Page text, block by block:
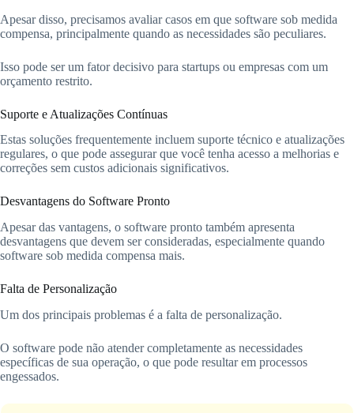
Apesar disso, precisamos avaliar casos em que software sob medida
compensa, principalmente quando as necessidades são peculiares.
Isso pode ser um fator decisivo para startups ou empresas com um
orçamento restrito.
Suporte e Atualizações Contínuas
Estas soluções frequentemente incluem suporte técnico e atualizações
regulares, o que pode assegurar que você tenha acesso a melhorias e
correções sem custos adicionais significativos.
Desvantagens do Software Pronto
Apesar das vantagens, o software pronto também apresenta
desvantagens que devem ser consideradas, especialmente quando
software sob medida compensa mais.
Falta de Personalização
Um dos principais problemas é a falta de personalização.
O software pode não atender completamente as necessidades
específicas de sua operação, o que pode resultar em processos
engessados.